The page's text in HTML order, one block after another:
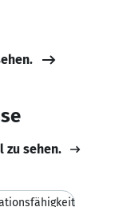
zu sehen.